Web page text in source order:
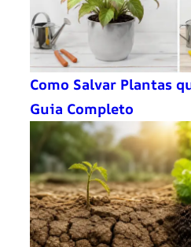
Como Salvar Plantas
Guia Completo